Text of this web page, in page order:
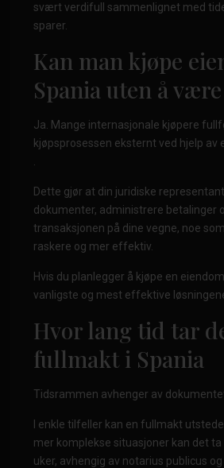
svært verdifull sammenlignet med
sparer.
Kan man kjøpe
Spania uten å
Ja. Mange internasjonale kjøpere
kjøpsprosessen eksternt ved hjelp av
Dette gjør at din juridiske
dokumenter, administrere betalinger
transaksjonen på dine vegne, noe
raskere og mer effektiv.
Hvis du planlegger å kjøpe en
vanligste og mest effektive
Hvor lang tid tar
fullmakt i Spania
Tidsrammen avhenger av
I enkle tilfeller kan en fullmakt
mer komplekse situasjoner kan det
uker, avhengig av notarius publicus